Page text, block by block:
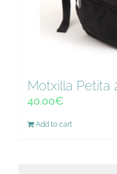
Motxilla Petita
40.00€
Add to cart